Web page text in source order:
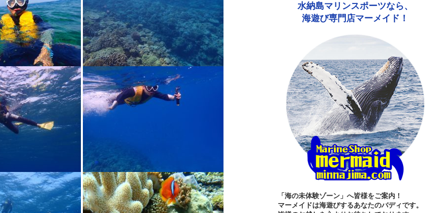
水納島マリンスポーツなら、
海遊び専門店マーメイド！
「海の未体験ゾーン」へ皆様をご案内！
マーメイドは海遊びするあなたのバディです。